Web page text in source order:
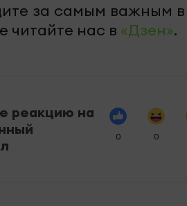
за самым важным в
читайте нас в «Дзен».
реакцию на
0 0